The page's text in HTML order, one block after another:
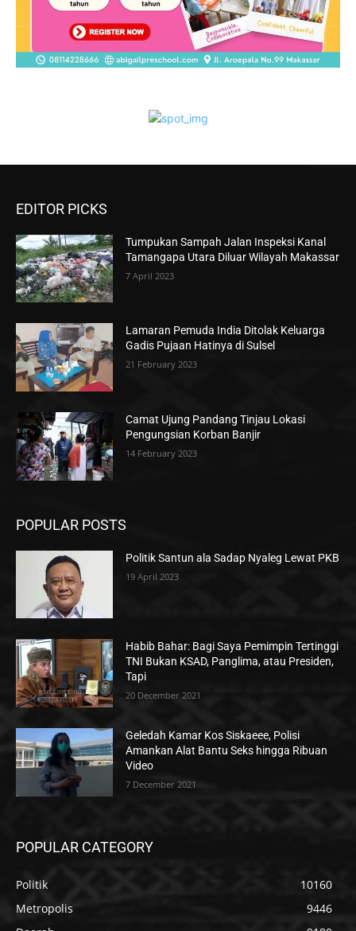
EDITOR PICKS
Tumpukan Sampah Jalan Inspeksi Kanal
Tamangapa Utara Diluar Wilayah Makassar
7 April 2023
Lamaran Pemuda India Ditolak Keluarga
Gadis Pujaan Hatinya di Sulsel
21 February 2023
Camat Ujung Pandang Tinjau Lokasi
Pengungsian Korban Banjir
14 February 2023
POPULAR POSTS
Politik Santun ala Sadap Nyaleg Lewat PKB
19 April 2023
Habib Bahar: Bagi Saya Pemimpin Tertinggi
TNI Bukan KSAD, Panglima, atau Presiden,
Tapi
20 December 2021
Geledah Kamar Kos Siskaeee, Polisi
Amankan Alat Bantu Seks hingga Ribuan
Video
7 December 2021
POPULAR CATEGORY
Politik
10160
Metropolis
9446